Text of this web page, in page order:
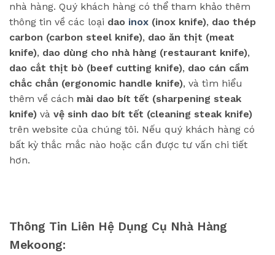
nhà hàng. Quý khách hàng có thể tham khảo thêm
thông tin về các loại dao inox (inox knife), dao thép
carbon (carbon steel knife), dao ăn thịt (meat
knife), dao dùng cho nhà hàng (restaurant knife),
dao cắt thịt bò (beef cutting knife), dao cán cầm
chắc chắn (ergonomic handle knife), và tìm hiểu
thêm về cách mài dao bít tết (sharpening steak
knife) và vệ sinh dao bít tết (cleaning steak knife)
trên website của chúng tôi. Nếu quý khách hàng có
bất kỳ thắc mắc nào hoặc cần được tư vấn chi tiết
hơn.
Thông Tin Liên Hệ Dụng Cụ Nhà Hàng
Mekoong: